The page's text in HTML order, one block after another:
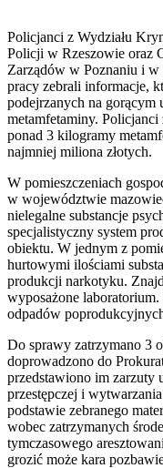
Policjanci z Wydziału
Policji w Rzeszowie oraz
Zarządów w Poznaniu i
pracy zebrali informacje,
podejrzanych na gorącym
metamfetaminy.
ponad 3 kilogramy
najmniej miliona złotych.
W pomieszczeniach
w województwie
nielegalne substancje
specjalistyczny system
obiektu. W jednym z
hurtowymi ilościami
produkcji narkotyku.
wyposażone
odpadów
Do sprawy zatrzymano 3
doprowadzono do
przedstawiono im zarzuty
przestępczej i
podstawie zebranego
wobec zatrzymanych
tymczasowego
grozić może kara